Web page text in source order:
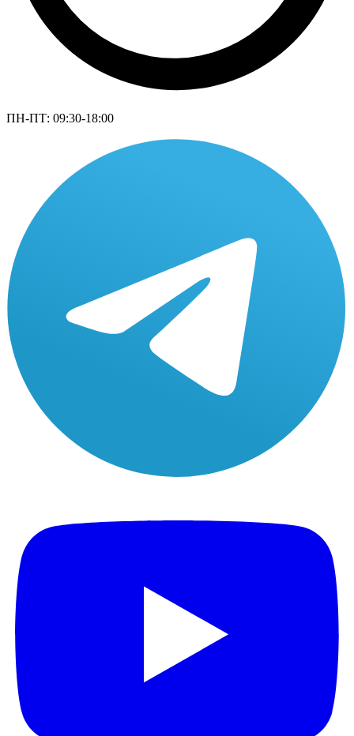
ПН-ПТ: 09:30-18:00